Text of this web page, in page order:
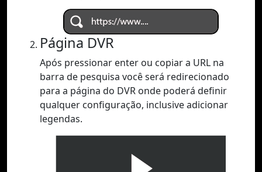
Página DVR
Após pressionar enter ou copiar a URL na
barra de pesquisa você será redirecionado
para a página do DVR onde poderá definir
qualquer configuração, inclusive adicionar
legendas.